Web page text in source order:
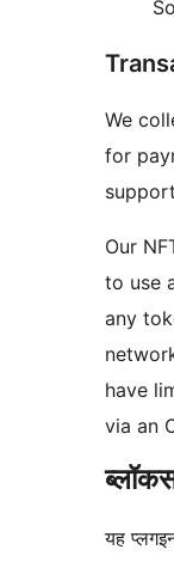
We
for
Our
to use
any
have
via an
यह